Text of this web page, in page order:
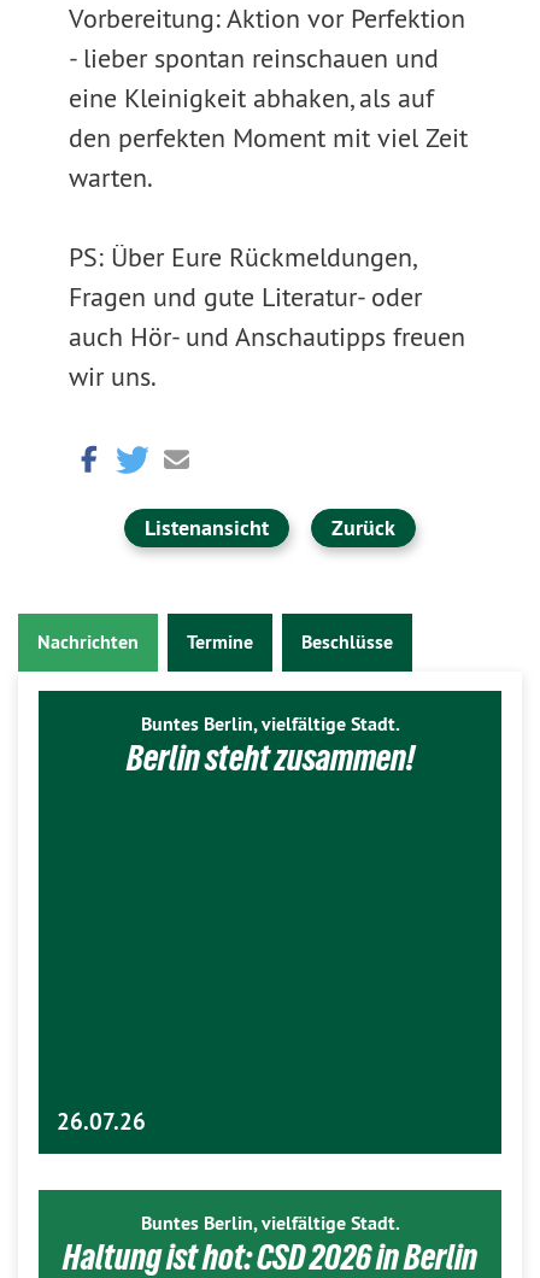
Vorbereitung: Aktion vor Perfektion
- lieber spontan reinschauen und
eine Kleinigkeit abhaken, als auf
den perfekten Moment mit viel Zeit
warten.
PS: Über Eure Rückmeldungen,
Fragen und gute Literatur- oder
auch Hör- und Anschautipps freuen
wir uns.
Listenansicht Zurück
Nachrichten Termine Beschlüsse
Buntes Berlin, vielfältige Stadt.
Berlin steht zusammen!
26.07.26
Buntes Berlin, vielfältige Stadt.
Haltung ist hot: CSD 2026 in Berlin